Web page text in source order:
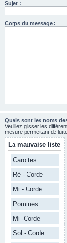
Sujet :
Corps du message :
Quels sont les noms
Veuillez glisser les
mesure permettant de
La mauvaise liste
Carottes
Ré - Corde
Mi - Corde
Pommes
Mi -Corde
Sol - Corde